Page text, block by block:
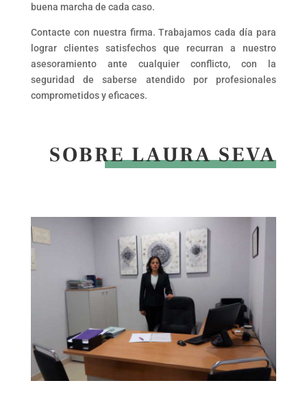
buena marcha de cada caso.
Contacte con nuestra firma. Trabajamos cada día para
lograr clientes satisfechos que recurran a nuestro
asesoramiento ante cualquier conflicto, con la
seguridad de saberse atendido por profesionales
comprometidos y eficaces.
SOBRE LAURA SEVA